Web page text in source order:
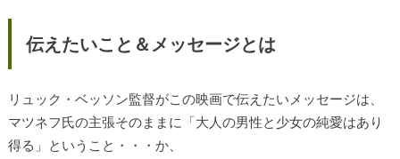
伝えたいこと＆メッセージとは
リュック・ベッソン監督がこの映画で伝えたいメッセージは、
マツネフ氏の主張そのままに「大人の男性と少女の純愛はあり
得る」ということ・・・か、